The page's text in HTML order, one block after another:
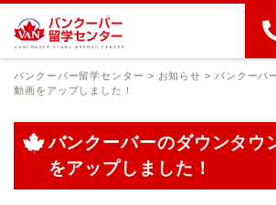
バンクーバー留学センター > お知らせ > バンクーバ
動画をアップしました！
バンクーバーのダウンタウ
をアップしました！